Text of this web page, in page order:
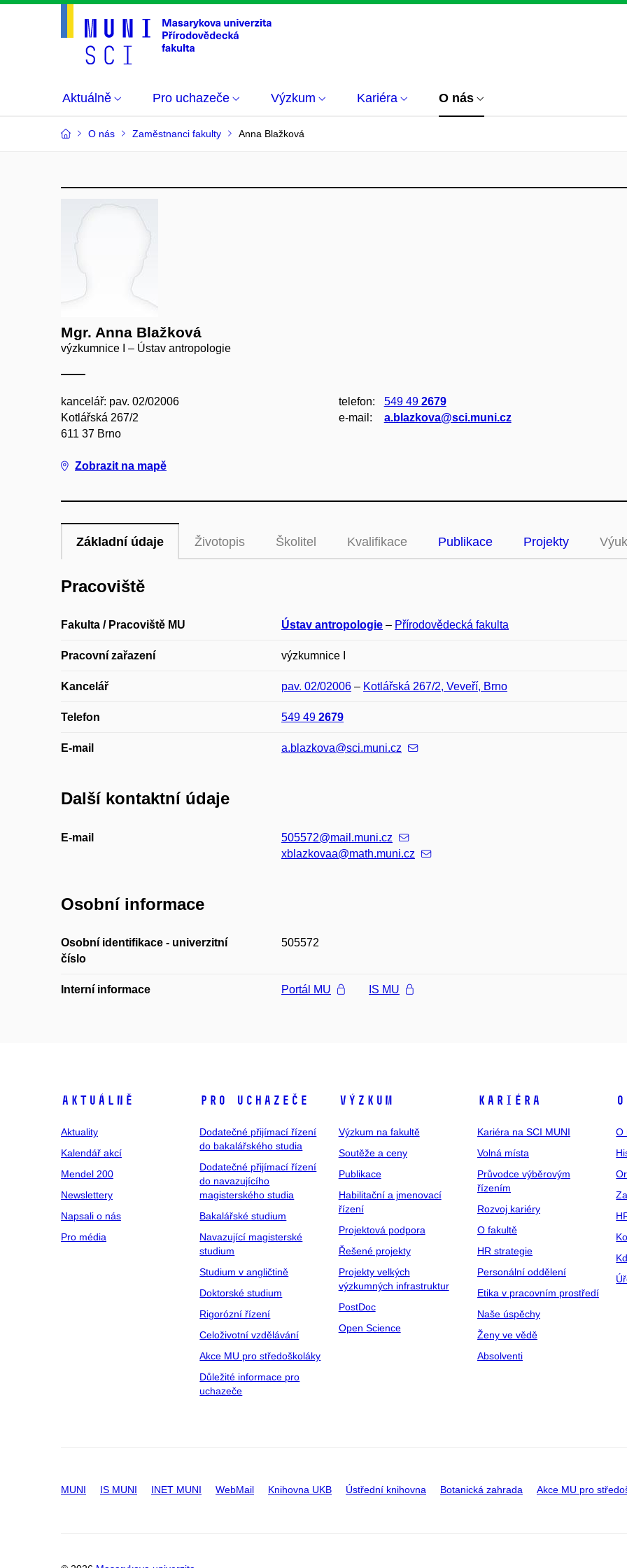
Aktuálně Pro uchazeče Výzkum Kariéra O nás
O nás Zaměstnanci fakulty Anna Blažková
Mgr. Anna Blažková
výzkumnice I – Ústav antropologie
kancelář: pav. 02/02006
Kotlářská 267/2
611 37 Brno
Zobrazit na mapě
telefon: 549 49 2679
e‑mail:
a.blazkova@sci.muni.cz
Základní údaje Životopis Školitel Kvalifikace Publikace Projekty
Pracoviště
Fakulta / Pracoviště MU Ústav antropologie – Přírodovědecká fakulta
Pracovní zařazení výzkumnice I
Kancelář pav. 02/02006 – Kotlářská 267/2, Veveří, Brno
Telefon 549 49 2679
E-mail a.blazkova@sci.muni.cz
Další kontaktní údaje
E-mail
505572@mail.muni.cz
xblazkovaa@math.muni.cz
Osobní informace
Osobní identifikace - univerzitní
číslo
505572
Interní informace Portál MU IS MU
Aktuálně
Aktuality
Kalendář akcí
Mendel 200
Newslettery
Napsali o nás
Pro média
Pro uchazeče
Dodatečné přijímací řízení
do bakalářského studia
Dodatečné přijímací řízení
do navazujícího
magisterského studia
Bakalářské studium
Navazující magisterské
studium
Studium v angličtině
Doktorské studium
Rigorózní řízení
Celoživotní vzdělávání
Akce MU pro středoškoláky
Důležité informace pro
uchazeče
Výzkum
Výzkum na fakultě
Soutěže a ceny
Publikace
Habilitační a jmenovací
řízení
Projektová podpora
Řešené projekty
Projekty velkých
výzkumných infrastruktur
PostDoc
Open Science
Kariéra
Kariéra na SCI MUNI
Volná místa
Průvodce výběrovým
řízením
Rozvoj kariéry
O fakultě
HR strategie
Personální oddělení
Etika v pracovním prostředí
Naše úspěchy
Ženy ve vědě
Absolventi
O
MUNI IS MUNI INET MUNI WebMail Knihovna UKB Ústřední knihovna Botanická zahrada Akce MU pro